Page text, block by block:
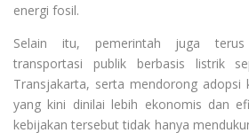
energi fosil.
Selain itu, pemerintah juga terus
transportasi publik berbasis listrik
Transjakarta, serta mendorong adopsi
yang kini dinilai lebih ekonomis dan
kebijakan tersebut tidak hanya